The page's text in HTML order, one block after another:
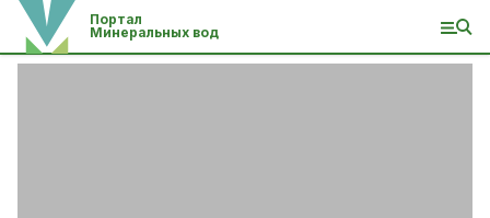
Портал
Минеральных вод